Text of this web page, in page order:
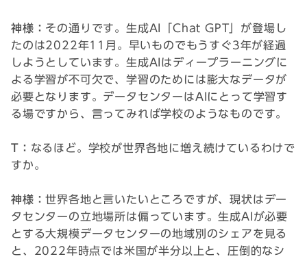
神様： その通りです。生成AI「Chat GPT」が登場し
たのは2022年11月。早いものでもうすぐ3年が経過
しようとしています。生成AIはディープラーニングに
よる学習が不可欠で、学習のためには膨大なデータが
必要となります。データセンターはAIにとって学習す
る場ですから、言ってみれば学校のようなものです。
T： なるほど。学校が世界各地に増え続けているわけで
すか。
神様：世界各地と言いたいところですが、現状はデー
タセンターの立地場所は偏っています。生成AIが必要
とする大規模データセンターの地域別のシェアを見る
と、2022年時点では米国が半分以上と、圧倒的なシ